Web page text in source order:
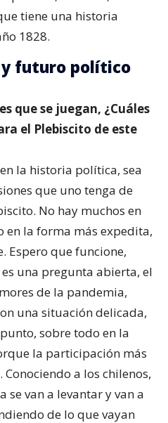
tiene una historia
1828.
futuro político
que se juegan, ¿Cuáles
el Plebiscito de este
la historia política, sea
que uno tenga de
No hay muchos en
en la forma más expedita,
Espero que funcione,
una pregunta abierta, el
de la pandemia,
una situación delicada,
sobre todo en la
la participación más
Conociendo a los chilenos,
se van a levantar y van a
de lo que vayan